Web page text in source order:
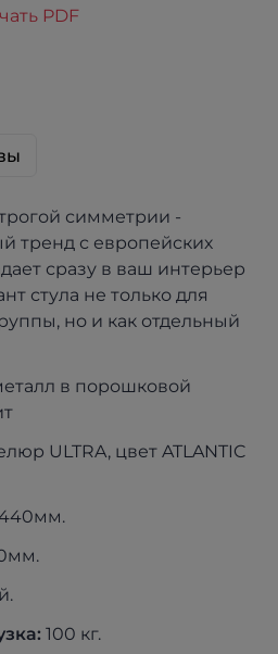
PDF
симметрии -
тренд с европейских
сразу в ваш интерьер
стула не только для
но и как отдельный
в порошковой
ULTRA, цвет ATLANTIC
100 кг.